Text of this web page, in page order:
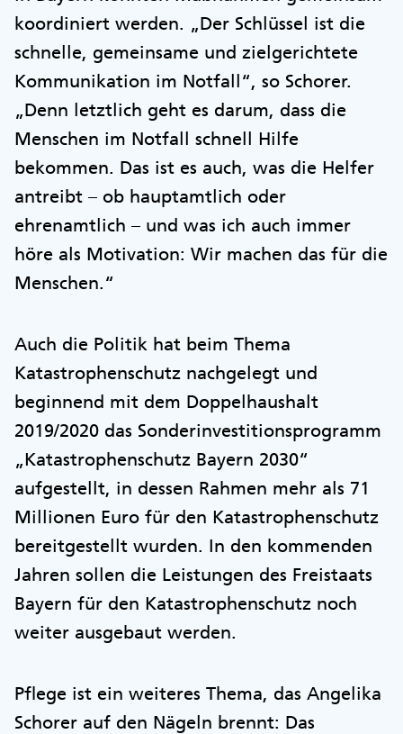
koordiniert werden. „Der Schlüssel ist die
schnelle, gemeinsame und zielgerichtete
Kommunikation im Notfall“, so Schorer.
„Denn letztlich geht es darum, dass die
Menschen im Notfall schnell Hilfe
bekommen. Das ist es auch, was die Helfer
antreibt – ob hauptamtlich oder
ehrenamtlich – und was ich auch immer
höre als Motivation: Wir machen das für die
Menschen.“
Auch die Politik hat beim Thema
Katastrophenschutz nachgelegt und
beginnend mit dem Doppelhaushalt
2019/2020 das Sonderinvestitionsprogramm
„Katastrophenschutz Bayern 2030“
aufgestellt, in dessen Rahmen mehr als 71
Millionen Euro für den Katastrophenschutz
bereitgestellt wurden. In den kommenden
Jahren sollen die Leistungen des Freistaats
Bayern für den Katastrophenschutz noch
weiter ausgebaut werden.
Pflege ist ein weiteres Thema, das Angelika
Schorer auf den Nägeln brennt: Das